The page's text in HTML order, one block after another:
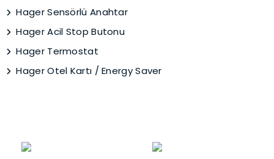
Hager Sensörlü Anahtar
Hager Acil Stop Butonu
Hager Termostat
Hager Otel Kartı / Energy Saver